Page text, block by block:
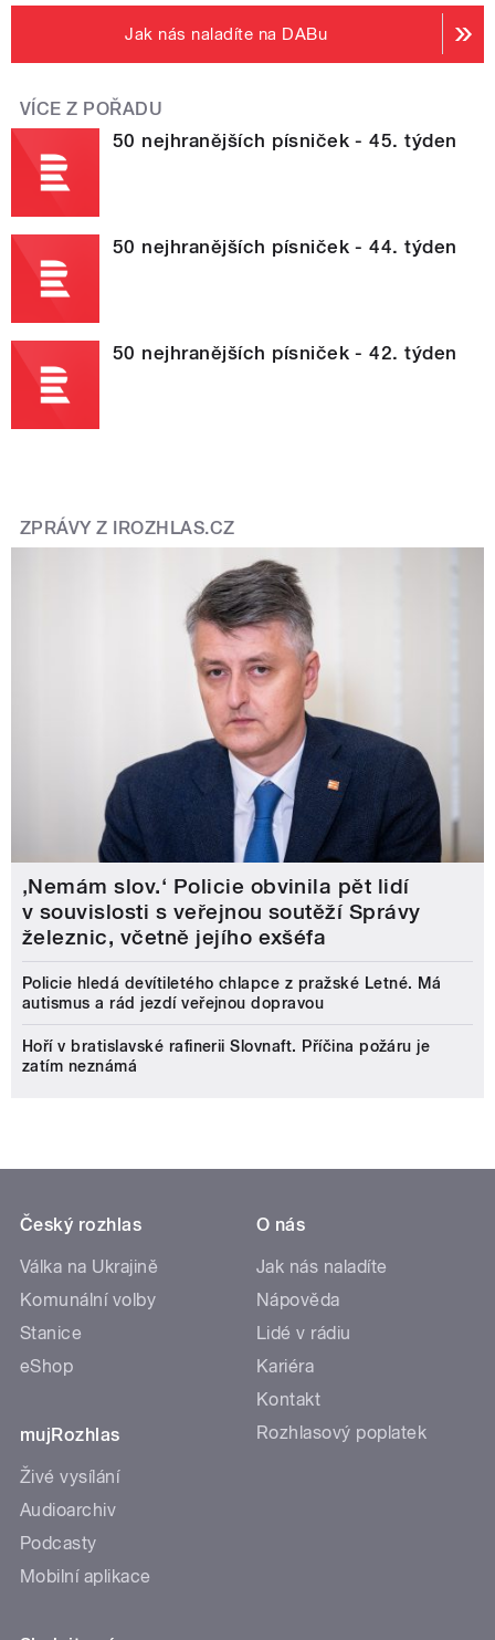
Jak nás naladíte na DABu
VÍCE Z POŘADU
50 nejhranějších písniček - 45. týden
50 nejhranějších písniček - 44. týden
50 nejhranějších písniček - 42. týden
ZPRÁVY Z IROZHLAS.CZ
‚Nemám slov.‘ Policie obvinila pět lidí
v souvislosti s veřejnou soutěží Správy
železnic, včetně jejího exšéfa
Policie hledá devítiletého chlapce z pražské Letné. Má
autismus a rád jezdí veřejnou dopravou
Hoří v bratislavské rafinerii Slovnaft. Příčina požáru je
zatím neznámá
Český rozhlas
Válka na Ukrajině
Komunální volby
Stanice
eShop
mujRozhlas
Živé vysílání
Audioarchiv
Podcasty
Mobilní aplikace
O nás
Jak nás naladíte
Nápověda
Lidé v rádiu
Kariéra
Kontakt
Rozhlasový poplatek